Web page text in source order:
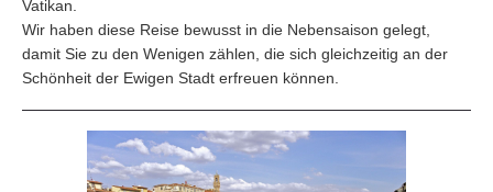
Vatikan.
Wir haben diese Reise bewusst in die Nebensaison gelegt,
damit Sie zu den Wenigen zählen, die sich gleichzeitig an der
Schönheit der Ewigen Stadt erfreuen können.